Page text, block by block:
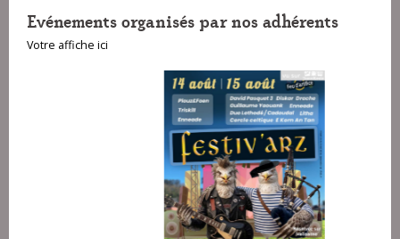
Evénements organisés par nos adhérents
Votre affiche ici